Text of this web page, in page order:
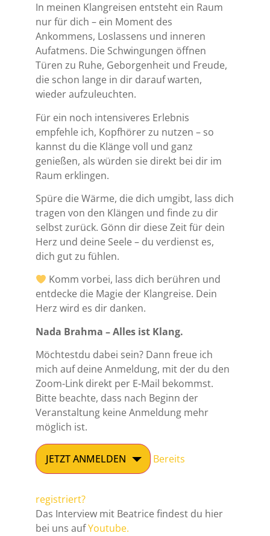
In meinen Klangreisen entsteht ein Raum
nur für dich – ein Moment des
Ankommens, Loslassens und inneren
Aufatmens. Die Schwingungen öffnen
Türen zu Ruhe, Geborgenheit und Freude,
die schon lange in dir darauf warten,
wieder aufzuleuchten.
Für ein noch intensiveres Erlebnis
empfehle ich, Kopfhörer zu nutzen – so
kannst du die Klänge voll und ganz
genießen, als würden sie direkt bei dir im
Raum erklingen.
Spüre die Wärme, die dich umgibt, lass dich
tragen von den Klängen und finde zu dir
selbst zurück. Gönn dir diese Zeit für dein
Herz und deine Seele – du verdienst es,
dich gut zu fühlen.
Komm vorbei, lass dich berühren und
entdecke die Magie der Klangreise. Dein
Herz wird es dir danken.
Nada Brahma – Alles ist Klang.
Möchtestdu dabei sein? Dann freue ich
mich auf deine Anmeldung, mit der du den
Zoom-Link direkt per E-Mail bekommst.
Bitte beachte, dass nach Beginn der
Veranstaltung keine Anmeldung mehr
möglich ist.
JETZT ANMELDEN Bereits
registriert?
Das Interview mit Beatrice findest du hier
bei uns aufYoutube.